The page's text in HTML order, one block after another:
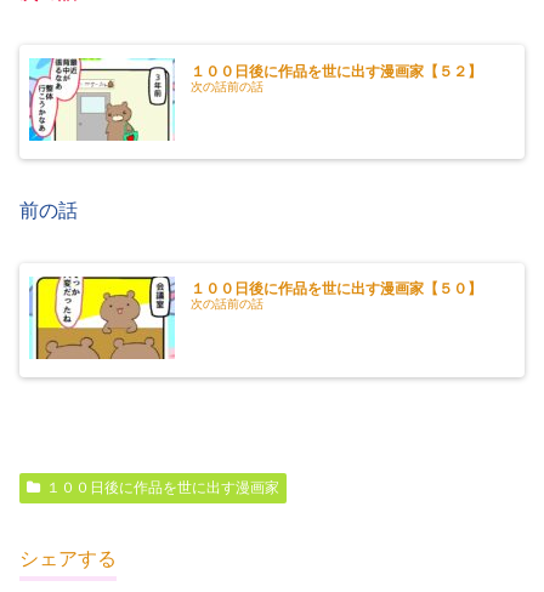
１００日後に作品を世に出す漫画家【５２】
次の話前の話
前の話
１００日後に作品を世に出す漫画家【５０】
次の話前の話
１００日後に作品を世に出す漫画家
シェアする